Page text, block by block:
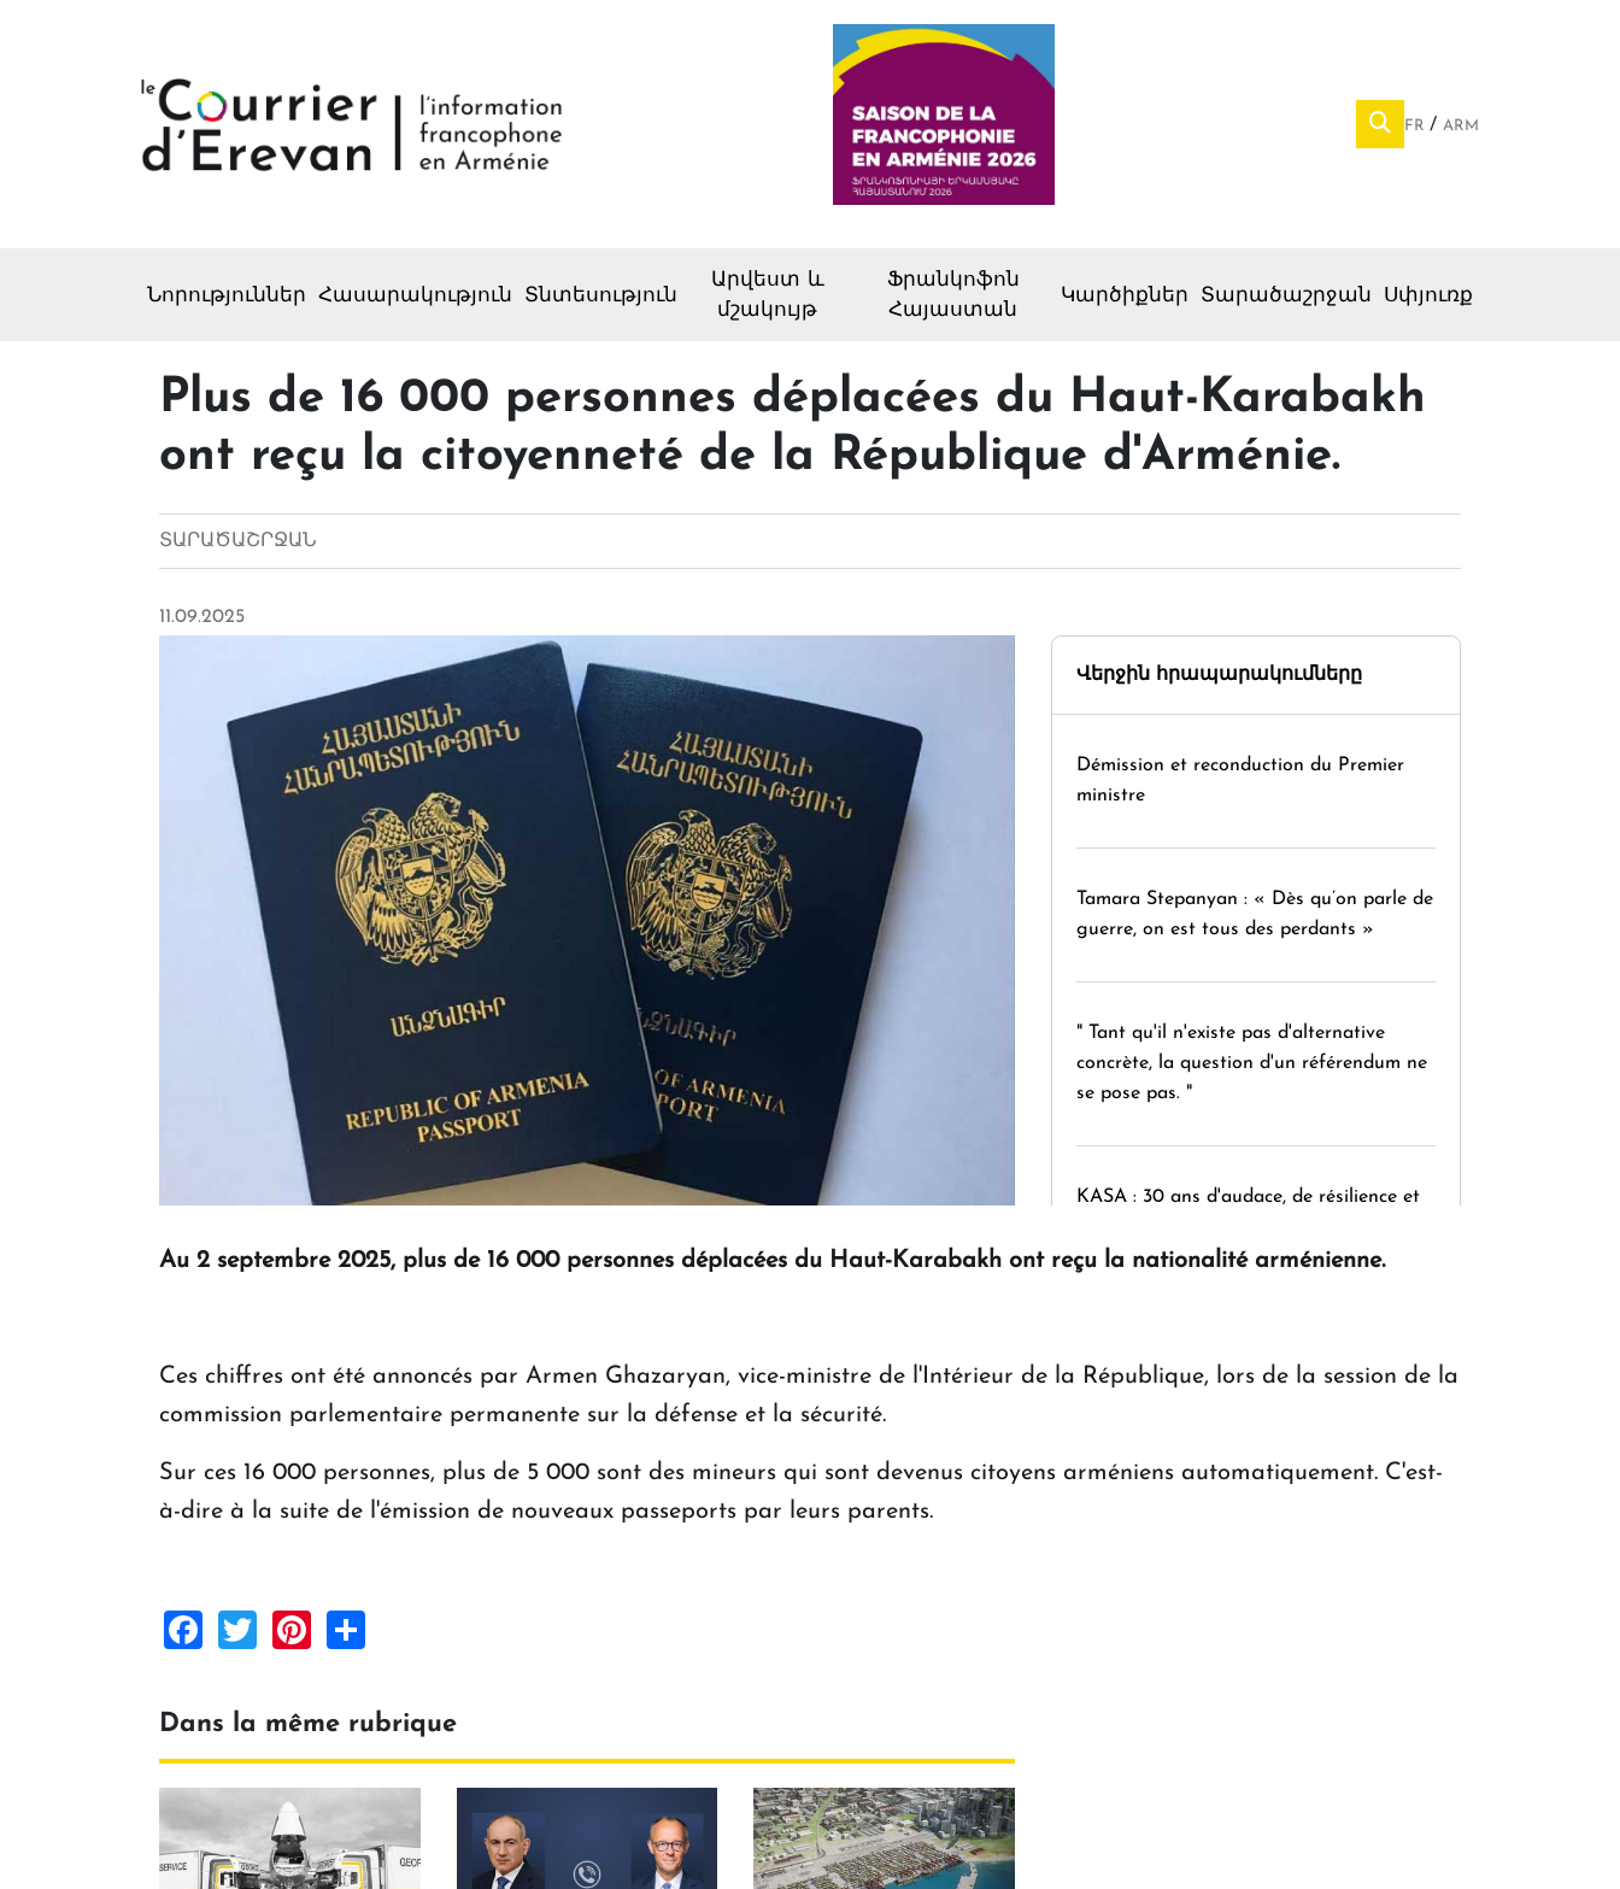
FR ARM
Նորություններ Հասարակություն Տնտեսություն
Արվեստ և
մշակույթ
Ֆրանկոֆոն
Հայաստան
Կարծիքներ Տարածաշրջան Սփյուռք
Plus de 16 000 personnes déplacées du Haut-Karabakh
ont reçu la citoyenneté de la République d'Arménie.
ՏԱՐԱԾԱՇՐՋԱՆ
11.09.2025
Վերջին հրապարակումները
Démission et reconduction du Premier
ministre
Tamara Stepanyan : « Dès qu’on parle de
guerre, on est tous des perdants »
" Tant qu'il n'existe pas d'alternative
concrète, la question d'un référendum ne
se pose pas. "
KASA : 30 ans d'audace, de résilience et
d'Arménie ouvrira ses portes à Dilijan
Au 2 septembre 2025, plus de 16 000 personnes déplacées du Haut-Karabakh ont reçu la nationalité arménienne.
Ces chiffres ont été annoncés par Armen Ghazaryan, vice-ministre de l'Intérieur de la République, lors de la session de la
commission parlementaire permanente sur la défense et la sécurité.
Sur ces 16 000 personnes, plus de 5 000 sont des mineurs qui sont devenus citoyens arméniens automatiquement. C'est-
à-dire à la suite de l'émission de nouveaux passeports par leurs parents.
Facebook
TwitterPinterest
Dans la même rubrique